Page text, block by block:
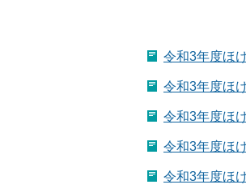
令和3年度ほ
令和3年度ほ
令和3年度ほ
令和3年度ほ
令和3年度ほ